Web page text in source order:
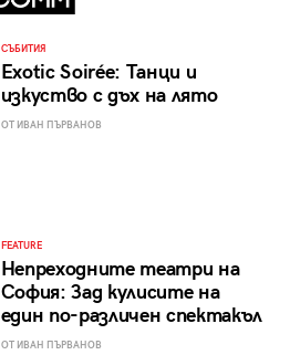
СЪБИТИЯ
Exotic Soirée: Танци и
изкуство с дъх на лято
ОТ ИВАН ПЪРВАНОВ
FEATURE
Непреходните театри на
София: Зад кулисите на
един по-различен спектакъл
ОТ ИВАН ПЪРВАНОВ